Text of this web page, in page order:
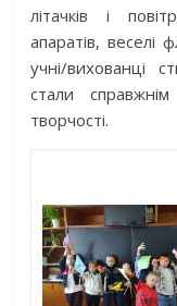
літачків і
апаратів, веселі
учні/вихованці
стали
творчості.